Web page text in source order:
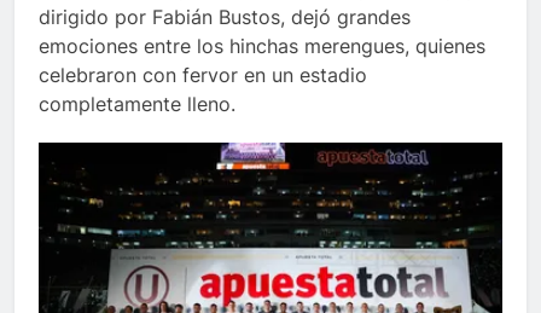
dirigido por Fabián Bustos, dejó grandes
emociones entre los hinchas merengues, quienes
celebraron con fervor en un estadio
completamente lleno.